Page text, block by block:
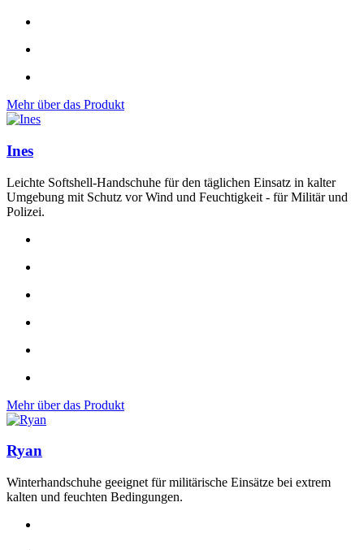
Mehr über das Produkt
Ines
Leichte Softshell-Handschuhe für den täglichen Einsatz in kalter
Umgebung mit Schutz vor Wind und Feuchtigkeit - für Militär und
Polizei.
Mehr über das Produkt
Ryan
Winterhandschuhe geeignet für militärische Einsätze bei extrem
kalten und feuchten Bedingungen.